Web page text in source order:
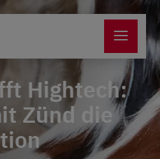
Hightech:
Zünd die